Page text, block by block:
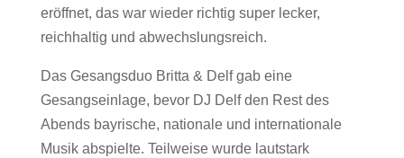
eröffnet, das war wieder richtig super lecker,
reichhaltig und abwechslungsreich.
Das Gesangsduo Britta & Delf gab eine
Gesangseinlage, bevor DJ Delf den Rest des
Abends bayrische, nationale und internationale
Musik abspielte. Teilweise wurde lautstark